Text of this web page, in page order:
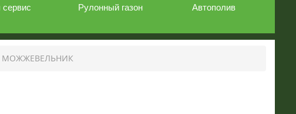
Рулонный газон Автополив
МОЖЖЕВЕЛЬНИК